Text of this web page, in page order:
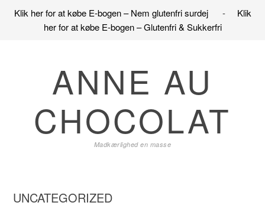
Klik her for at købe E-bogen – Nem glutenfri surdej - Klik
her for at købe E-bogen – Glutenfri & Sukkerfri
ANNE AU
CHOCOLAT
Madkærlighed en masse
UNCATEGORIZED